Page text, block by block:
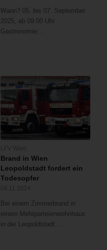
Wann? 05. bis 07. September
2025, ab 09:00 Uhr
Gastronomie:…
Brand in Wien
Leopoldstadt fordert ein
Todesopfer
Bei einem Zimmerbrand in
einem Mehrparteienwohnhaus
in der Leopoldstadt…